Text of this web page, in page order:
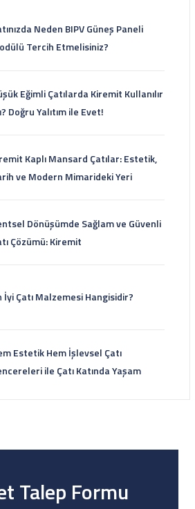
Neden BIPV Güneş Paneli
Tercih Etmelisiniz?
Eğimli Çatılarda Kiremit Kullanılır
Doğru Yalıtım ile Evet!
Kaplı Mansard Çatılar: Estetik,
ve Modern Mimarideki Yeri
Dönüşümde Sağlam ve Güvenli
Çözümü: Kiremit
İyi Çatı Malzemesi Hangisidir?
Estetik Hem İşlevsel Çatı
ile Çatı Katında Yaşam
Talep Formu